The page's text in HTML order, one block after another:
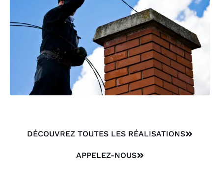
DÉCOUVREZ TOUTES LES RÉALISATIONS
APPELEZ-NOUS